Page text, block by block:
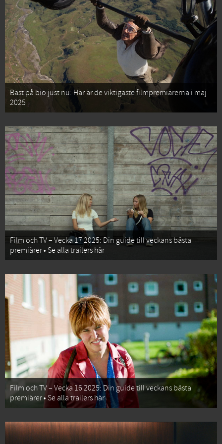
Bäst på bio just nu: Här är de viktigaste filmpremiärerna i maj
2025
Film och TV – Vecka 17 2025: Din guide till veckans bästa
premiärer • Se alla trailers här
Film och TV – Vecka 16 2025: Din guide till veckans bästa
premiärer • Se alla trailers här